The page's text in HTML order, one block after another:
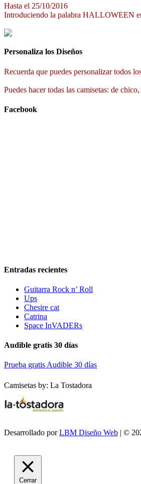
Hasta el 25/10/2016
Introduciendo la palabra HALLOWEEN
Personaliza los Diseños
Recuerda que puedes personalizar todos
Puedes hacer todas las camisetas: de
Facebook
Entradas recientes
Guitarra Rock n’ Roll
Ups
Chesire cat
Catrina
Space InVADERs
Audible gratis 30 días
Prueba gratis Audible 30 días
Camisetas by: La Tostadora
Desarrollado porLBM Diseño Web | ©
Cerrar